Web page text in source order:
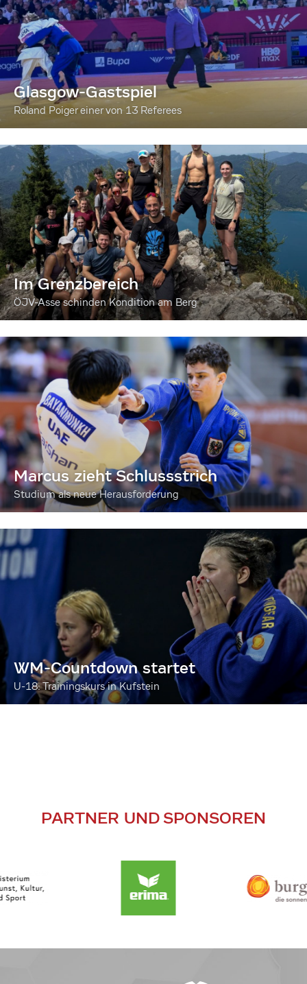
Glasgow-Gastspiel
Roland Poiger einer von 13 Referees
Im Grenzbereich
ÖJV-Asse schinden Kondition am Berg
Marcus zieht Schlussstrich
Studium als neue Herausforderung
WM-Countdown startet
U-18: Trainingskurs in Kufstein
PARTNER UND SPONSOREN